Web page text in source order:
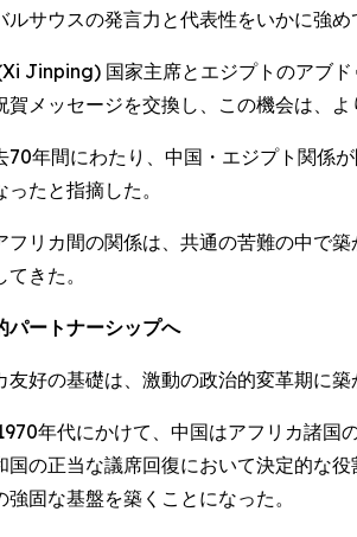
ルサウスの発言力と代表性をいかに強
Jinping) 国家主席とエジプトのアブ
賀メッセージを交換し、この機会は、
70年間にわたり、中国・エジプト関係
たと指摘した。
フリカ間の関係は、共通の苦難の中で
きた。
パートナーシップへ
好の基礎は、激動の政治的変革期に築
年代にかけて、中国はアフリカ諸国
国の正当な議席回復において決定的な
固な基盤を築くことになった。